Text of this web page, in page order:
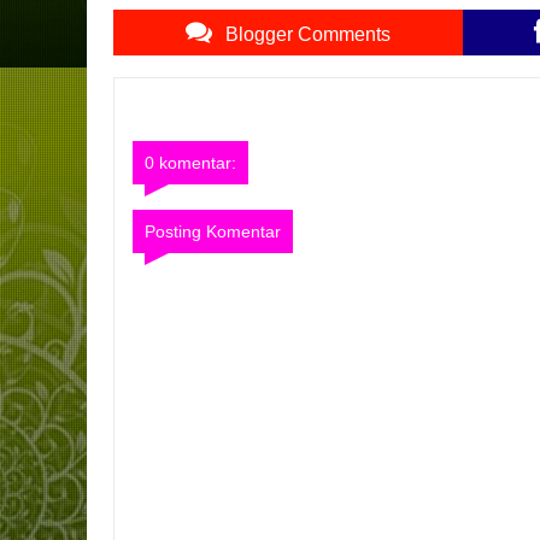
Blogger Comments
0 komentar:
Posting Komentar